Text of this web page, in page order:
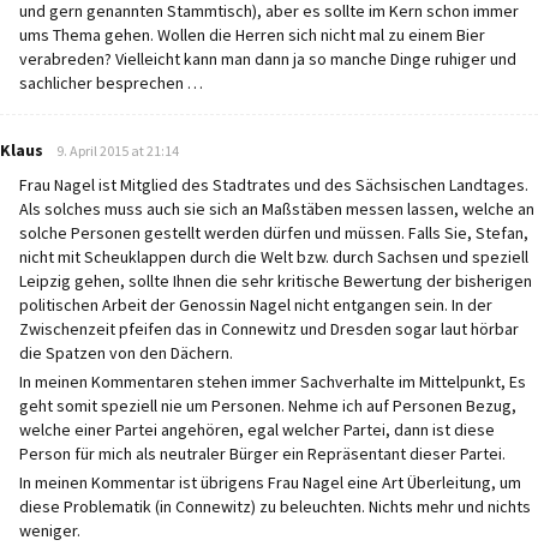
und gern genannten Stammtisch), aber es sollte im Kern schon immer
ums Thema gehen. Wollen die Herren sich nicht mal zu einem Bier
verabreden? Vielleicht kann man dann ja so manche Dinge ruhiger und
sachlicher besprechen …
Klaus says:
9. April 2015 at 21:14
Frau Nagel ist Mitglied des Stadtrates und des Sächsischen Landtages.
Als solches muss auch sie sich an Maßstäben messen lassen, welche an
solche Personen gestellt werden dürfen und müssen. Falls Sie, Stefan,
nicht mit Scheuklappen durch die Welt bzw. durch Sachsen und speziell
Leipzig gehen, sollte Ihnen die sehr kritische Bewertung der bisherigen
politischen Arbeit der Genossin Nagel nicht entgangen sein. In der
Zwischenzeit pfeifen das in Connewitz und Dresden sogar laut hörbar
die Spatzen von den Dächern.
In meinen Kommentaren stehen immer Sachverhalte im Mittelpunkt, Es
geht somit speziell nie um Personen. Nehme ich auf Personen Bezug,
welche einer Partei angehören, egal welcher Partei, dann ist diese
Person für mich als neutraler Bürger ein Repräsentant dieser Partei.
In meinen Kommentar ist übrigens Frau Nagel eine Art Überleitung, um
diese Problematik (in Connewitz) zu beleuchten. Nichts mehr und nichts
weniger.